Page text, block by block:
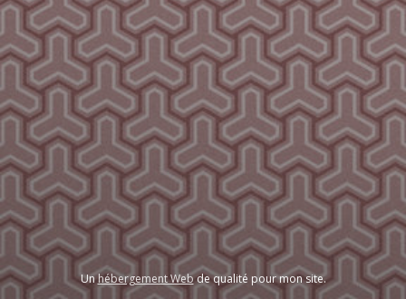
Unhébergement Webde qualité pour mon site.